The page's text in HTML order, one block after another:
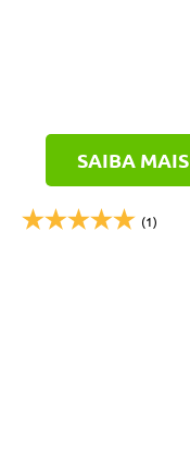
SAIBA MAIS
(1)